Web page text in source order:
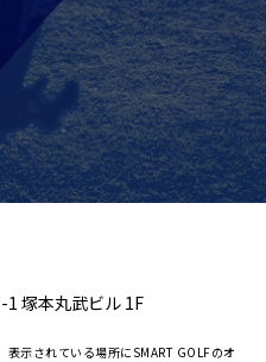
塚本丸武ビル 1F
示されている場所にSMART GOLFのオ